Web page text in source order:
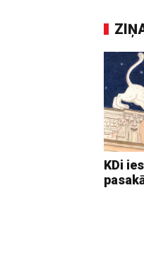
KDi